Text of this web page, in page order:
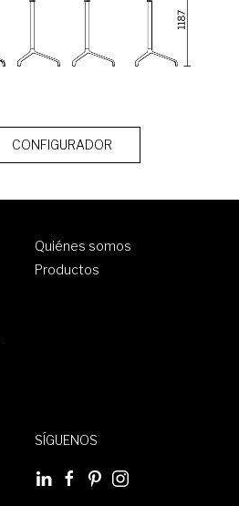
CONFIGURADOR
Quiénes somos
Productos
SÍGUENOS